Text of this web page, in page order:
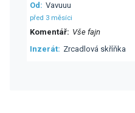
Od
Vavuuu
před 3 měsíci
Komentář
Vše fajn
Inzerát
Zrcadlová skříňka